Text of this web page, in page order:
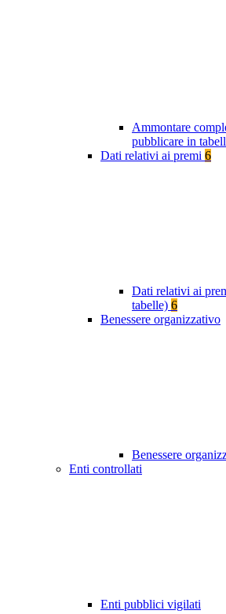
Ammontare
pubblicare in
Dati relativi ai premi 6
Dati relativi ai
tabelle) 6
Benessere organizzativo
Benessere
Enti controllati
Enti pubblici vigilati